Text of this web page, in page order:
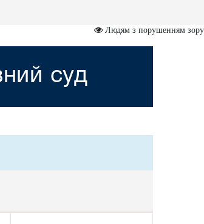
Людям з порушенням зору
суд